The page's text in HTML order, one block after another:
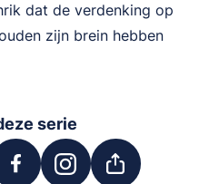
dat de verdenking op
zijn brein hebben
serie